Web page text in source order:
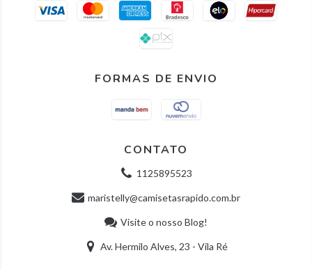
FORMAS DE ENVIO
CONTATO
1125895523
maristelly@camisetasrapido.com.br
Visite o nosso Blog!
Av. Hermilo Alves, 23 - Vila Ré